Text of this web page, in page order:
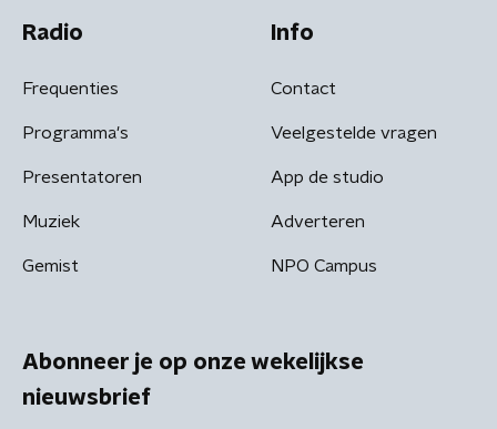
Radio
Frequenties
Programma's
Presentatoren
Muziek
Gemist
Info
Contact
Veelgestelde vragen
App de studio
Adverteren
NPO Campus
Abonneer je op onze wekelijkse
nieuwsbrief